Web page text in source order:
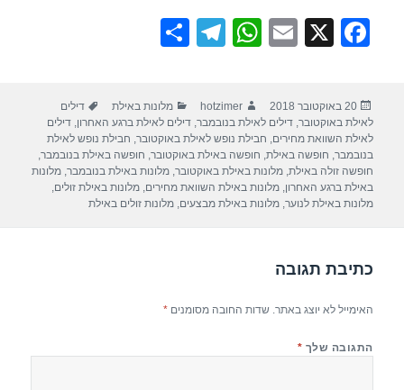
F
e
b
o
o
X
E
W
s
A
p
p
T
gr
a
m
e
פורסם
בתאריך
20 באוקטובר 2018 מחבר
hotzimer קטגוריות
מלונות באילת תגיות
דילים
לאילת באוקטובר,דילים לאילת בנובמבר,דילים לאילת ברגע האחרון,דילים
לאילת השוואת מחירים, חבילת נופש לאילת באוקטובר, חבילת נופש לאילת
בנובמבר, חופשה באילת, חופשה באילת באוקטובר, חופשה באילת בנובמבר,
חופשה זולה באילת,מלונות באילת באוקטובר,מלונות באילת בנובמבר,מלונות
באילת ברגע האחרון,מלונות באילת השוואת מחירים,מלונות באילת זולים,
מלונות באילת לנוער,מלונות באילת מבצעים,מלונות זולים באילת
כתיבת תגובה
האימייל לא יוצג באתר. שדות החובה מסומנים*
התגובה שלך *